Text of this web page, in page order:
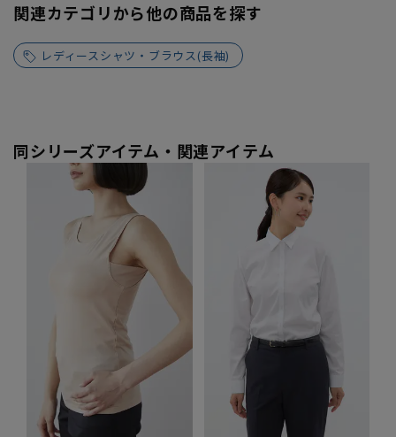
関連カテゴリから他の商品を探す
レディースシャツ・ブラウス(長袖)
同シリーズアイテム・関連アイテム